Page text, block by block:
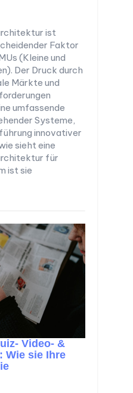
ist
Faktor
(Kleine und
Der Druck durch
Märkte und
umfassende
Systeme,
innovativer
sieht eine
für
ist sie
Video- &
Wie sie Ihre